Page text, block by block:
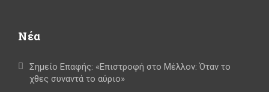
Νέα
Σημείο Επαφής: «Επιστροφή στο Μέλλον: Όταν το
χθες συναντά το αύριο»